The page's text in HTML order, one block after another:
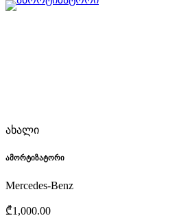
ახალი
ამორტიზატორი
Mercedes-Benz
₾1,000.00